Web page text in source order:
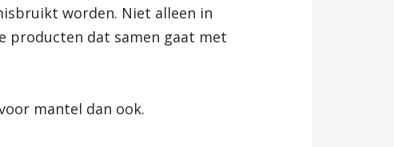
worden. Niet alleen in
producten dat samen gaat met
mantel dan ook.